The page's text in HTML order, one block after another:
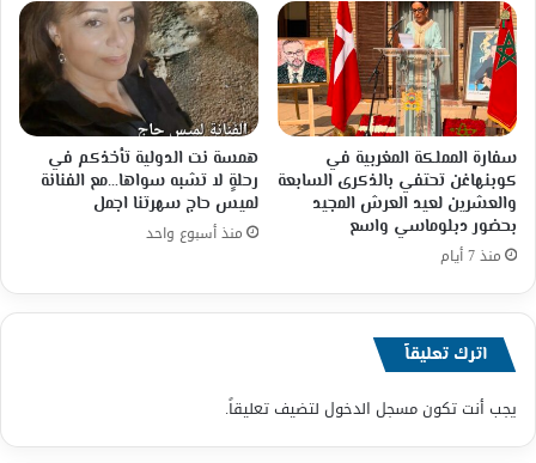
سفارة المملكة المغربية في
كوبنهاغن تحتفي بالذكرى السابعة
والعشرين لعيد العرش المجيد
بحضور دبلوماسي واسع
منذ 7 أيام
همسة نت الدولية تأخذكم في
رحلةٍ لا تشبه سواها…مع الفنانة
لميس حاج سهرتنا اجمل
منذ أسبوع واحد
اترك تعليقاً
يجب أنت تكونمسجل الدخول لتضيف تعليقاً.